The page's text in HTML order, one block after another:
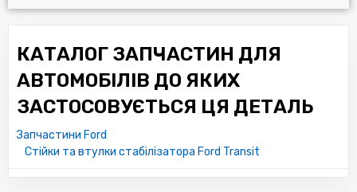
КАТАЛОГ ЗАПЧАСТИН ДЛЯ
АВТОМОБІЛІВ ДО ЯКИХ
ЗАСТОСОВУЄТЬСЯ ЦЯ ДЕТАЛЬ
Запчастини Ford
Стійки та втулки стабілізатора Ford Transit